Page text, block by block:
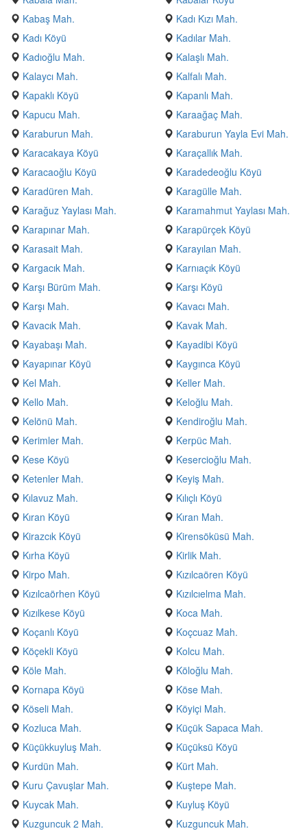
Kabaş Mah.
Kadı Kızı Mah.
Kadı Köyü
Kadılar Mah.
Kadıoğlu Mah.
Kalaşlı Mah.
Kalaycı Mah.
Kalfalı Mah.
Kapaklı Köyü
Kapanlı Mah.
Kapucu Mah.
Karaağaç Mah.
Karaburun Mah.
Karaburun Yayla Evi Mah.
Karacakaya Köyü
Karaçallık Mah.
Karacaoğlu Köyü
Karadedeoğlu Köyü
Karadüren Mah.
Karagülle Mah.
Karağuz Yaylası Mah.
Karamahmut Yaylası Mah.
Karapınar Mah.
Karapürçek Köyü
Karasait Mah.
Karayılan Mah.
Kargacık Mah.
Karnıaçık Köyü
Karşı Bürüm Mah.
Karşı Köyü
Karşı Mah.
Kavacı Mah.
Kavacık Mah.
Kavak Mah.
Kayabaşı Mah.
Kayadibi Köyü
Kayapınar Köyü
Kaygınca Köyü
Kel Mah.
Keller Mah.
Kello Mah.
Keloğlu Mah.
Kelönü Mah.
Kendiroğlu Mah.
Kerimler Mah.
Kerpüc Mah.
Kese Köyü
Kesercioğlu Mah.
Ketenler Mah.
Keyiş Mah.
Kılavuz Mah.
Kılıçlı Köyü
Kıran Köyü
Kıran Mah.
Kirazcık Köyü
Kirensöküsü Mah.
Kırha Köyü
Kirlik Mah.
Kirpo Mah.
Kızılcaören Köyü
Kızılcaörhen Köyü
Kızılcıelma Mah.
Kızılkese Köyü
Koca Mah.
Koçanlı Köyü
Koçcuaz Mah.
Köçekli Köyü
Kolcu Mah.
Köle Mah.
Köloğlu Mah.
Kornapa Köyü
Köse Mah.
Köseli Mah.
Köyiçi Mah.
Kozluca Mah.
Küçük Sapaca Mah.
Küçükkuyluş Mah.
Küçüksü Köyü
Kurdün Mah.
Kürt Mah.
Kuru Çavuşlar Mah.
Kuştepe Mah.
Kuycak Mah.
Kuyluş Köyü
Kuzguncuk 2 Mah.
Kuzguncuk Mah.